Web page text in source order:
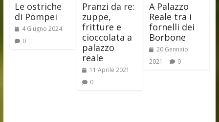
Le ostriche
di Pompei
4 Giugno 2024
0
Pranzi da re:
zuppe,
fritture e
cioccolata a
palazzo
reale
11 Aprile 2021
0
A Palazzo
Reale tra i
fornelli dei
Borbone
20 Gennaio
2021
0